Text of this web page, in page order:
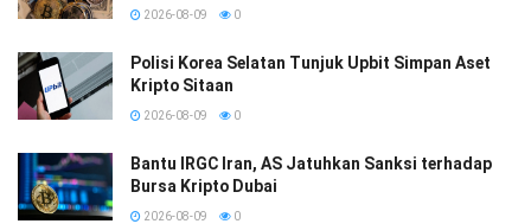
2026-08-09 0
Polisi Korea Selatan Tunjuk Upbit Simpan Aset
Kripto Sitaan
2026-08-09 0
Bantu IRGC Iran, AS Jatuhkan Sanksi terhadap
Bursa Kripto Dubai
2026-08-09 0